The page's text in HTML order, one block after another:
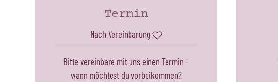
Termin
Nach Vereinbarung
Bitte vereinbare mit uns einen Termin -
wann möchtest du vorbeikommen?